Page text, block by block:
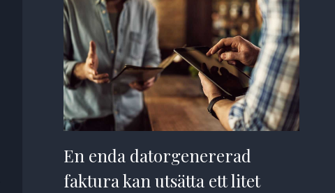
En enda datorgenererad
faktura kan utsätta ett litet